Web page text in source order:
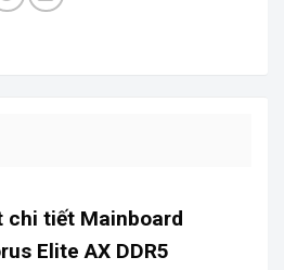
chi tiết Mainboard
Elite AX DDR5